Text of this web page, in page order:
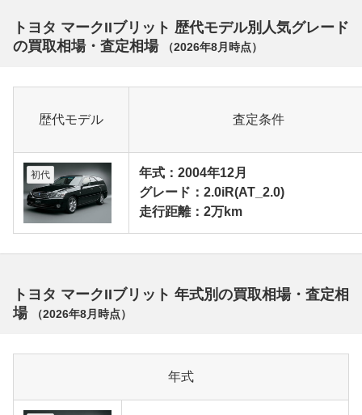
トヨタ マークIIブリット 歴代モデル別人気グレード
の買取相場・査定相場
（2026年8月 時点）
歴代モデル 査定条件
初代
年式：2004年12月
グレード：2.0iR(AT_2.0)
走行距離：2万km
トヨタ マークIIブリット 年式別の買取相場・査定相
場
（2026年8月 時点）
年式